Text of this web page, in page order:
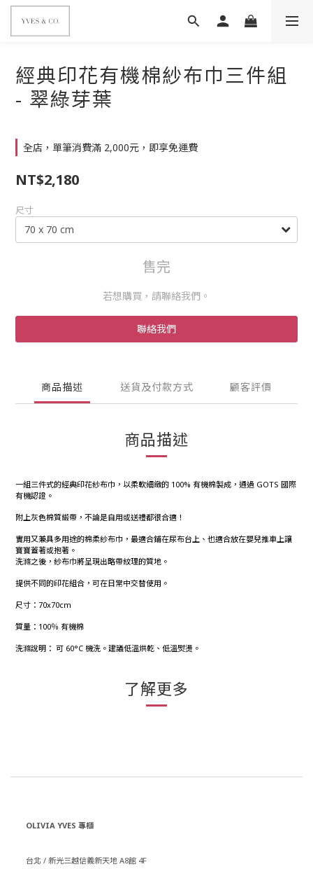
經典印花有機棉紗布巾三件組
- 翠綠芽葉
全店，單筆消費滿 2,000元，即享免運費
NT$2,180
尺寸
售完
若想購買，請聯絡我們。
聯絡我們
商品描述 送貨及付款方式 顧客評價
商品描述
一組三件式的經典印花紗布巾，以柔軟細緻的 100% 有機棉製成，通過 GOTS 國際
有機認證。
附上灰色棉質緞帶，不論是自用或送禮都很合適！
實用又兼具多用途的棉柔紗布巾，最適合鋪在尿布台上、也適合放在嬰兒推車上讓
寶寶蓋著或抱著。
洗滌之後，紗布巾將呈現出略帶紋理的質地。
提供不同的印花組合，可在日常中交替使用。
尺寸：70x70cm
質量：100％ 有機棉
洗滌說明： 可 60°C 機洗。建議低溫烘乾、低溫熨燙。
了解更多
OLIVIA YVES 專櫃
台北 / 新光三越信義新天地 A8館 4F